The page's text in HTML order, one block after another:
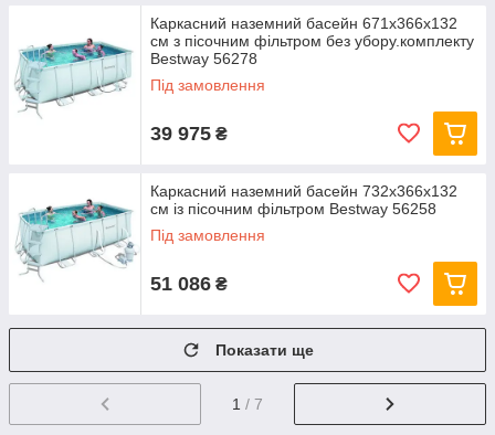
Каркасний наземний басейн 671x366x132
см з пісочним фільтром без убору.комплекту
Bestway 56278
Під замовлення
39 975 ₴
Каркасний наземний басейн 732x366х132
см із пісочним фільтром Bestway 56258
Під замовлення
51 086 ₴
Показати ще
1 / 7